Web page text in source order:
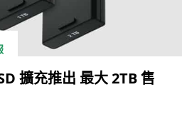
擴充推出 最大 2TB 售